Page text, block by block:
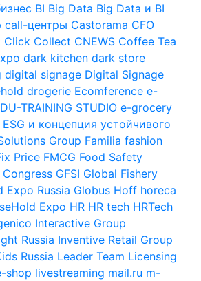
BI Big Data Big Data и BI
call-центры Castorama CFO
Click Collect CNEWS Coffee Tea
dark kitchen dark store
digital signage Digital Signage
drogerie Ecomference e-
TRAINING STUDIO e-grocery
ESG и концепция устойчивого
Group Familia fashion
Price FMCG Food Safety
Congress GFSI Global Fishery
Expo Russia Globus Hoff horeca
Expo HR HR tech HRTech
Interactive Group
Russia Inventive Retail Group
Russia Leader Team Licensing
shop livestreaming mail.ru m-